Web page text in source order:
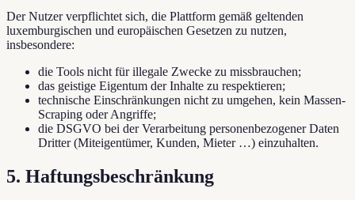
Der Nutzer verpflichtet sich, die Plattform gemäß geltenden
luxemburgischen und europäischen Gesetzen zu nutzen,
insbesondere:
die Tools nicht für illegale Zwecke zu missbrauchen;
das geistige Eigentum der Inhalte zu respektieren;
technische Einschränkungen nicht zu umgehen, kein Massen-
Scraping oder Angriffe;
die DSGVO bei der Verarbeitung personenbezogener Daten
Dritter (Miteigentümer, Kunden, Mieter …) einzuhalten.
5. Haftungsbeschränkung